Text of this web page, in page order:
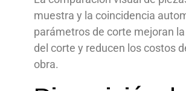
muestra y la coincidencia
parámetros de corte mejoran
del corte y reducen los costos
obra.